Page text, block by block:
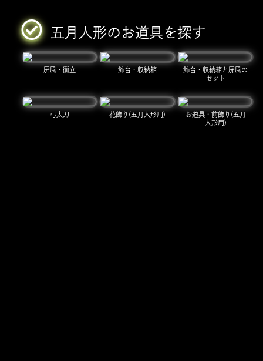
五月人形のお道具を探す
屏風・衝立 飾台・収納箱
飾台・収納箱と屏風の
セット
弓太刀 花飾り(五月人形用)
お道具・前飾り(五月
人形用)